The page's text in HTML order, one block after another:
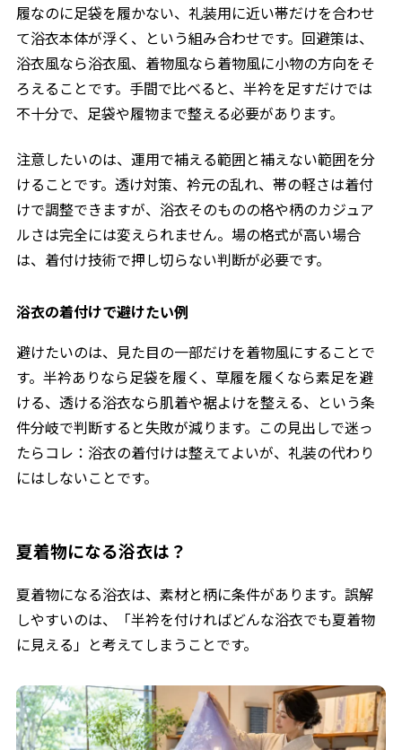
履なのに足袋を履かない、礼装用に近い帯だけを合わせ
て浴衣本体が浮く、という組み合わせです。回避策は、
浴衣風なら浴衣風、着物風なら着物風に小物の方向をそ
ろえることです。手間で比べると、半衿を足すだけでは
不十分で、足袋や履物まで整える必要があります。
注意したいのは、運用で補える範囲と補えない範囲を分
けることです。透け対策、衿元の乱れ、帯の軽さは着付
けで調整できますが、浴衣そのものの格や柄のカジュア
ルさは完全には変えられません。場の格式が高い場合
は、着付け技術で押し切らない判断が必要です。
浴衣の着付けで避けたい例
避けたいのは、見た目の一部だけを着物風にすることで
す。半衿ありなら足袋を履く、草履を履くなら素足を避
ける、透ける浴衣なら肌着や裾よけを整える、という条
件分岐で判断すると失敗が減ります。この見出しで迷っ
たらコレ：浴衣の着付けは整えてよいが、礼装の代わり
にはしないことです。
夏着物になる浴衣は？
夏着物になる浴衣は、素材と柄に条件があります。誤解
しやすいのは、「半衿を付ければどんな浴衣でも夏着物
に見える」と考えてしまうことです。